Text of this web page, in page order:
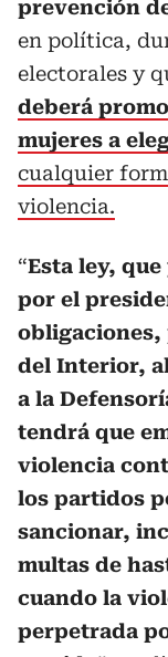
prevención
en política,
electorales y
deberá
mujeres a
cualquier
violencia.
“Esta ley,
por el
del Interior,
a la
tendrá que
violencia
los partidos
sancionar,
multas de
cuando la
perpetrada